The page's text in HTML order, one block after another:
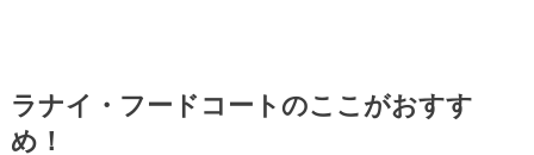
ラナイ・フードコートのここがおすす
め！